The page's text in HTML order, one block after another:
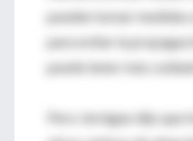
pueden tomar
para evitar la
puede tener más
Pero Jernigan dijo que